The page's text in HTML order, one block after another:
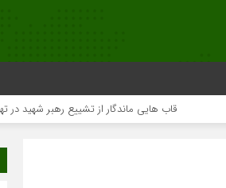
قاب هایی ماندگار از تشییع رهبر شهید در تهران